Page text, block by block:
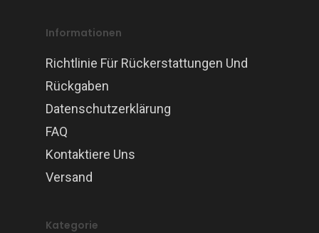
Informationen
Richtlinie Für Rückerstattungen Und
Rückgaben
Datenschutzerklärung
FAQ
Kontaktiere Uns
Versand
Kategorie